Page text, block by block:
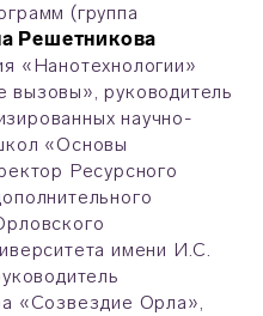
(группа
Решетникова
«Нанотехнологии»
руководитель
научно-
«Основы
Ресурсного
имени И.С.
«Созвездие Орла»,